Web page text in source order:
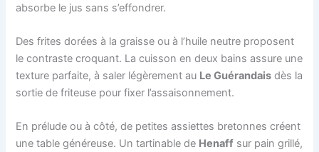
absorbe le jus sans s’effondrer.
Des frites dorées à la graisse ou à l’huile neutre proposent
le contraste croquant. La cuisson en deux bains assure une
texture parfaite, à saler légèrement au Le Guérandais dès la
sortie de friteuse pour fixer l’assaisonnement.
En prélude ou à côté, de petites assiettes bretonnes créent
une table généreuse. Un tartinable de Henaff sur pain grillé,